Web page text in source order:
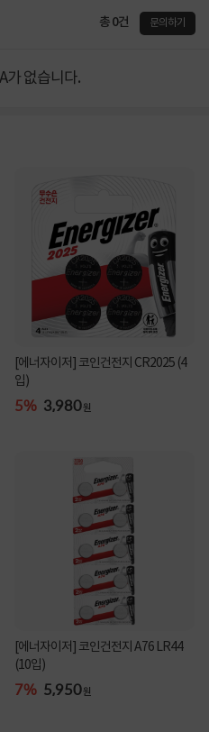
총 0건 문의하기
가 없습니다.
[에너자이저] 코인건전지 CR2025 (4
입)
5% 3,980원
[에너자이저] 코인건전지 A76 LR44
(10입)
7% 5,950원